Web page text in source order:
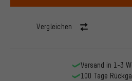
Vergleichen
Versand in 1-3
100 Tage